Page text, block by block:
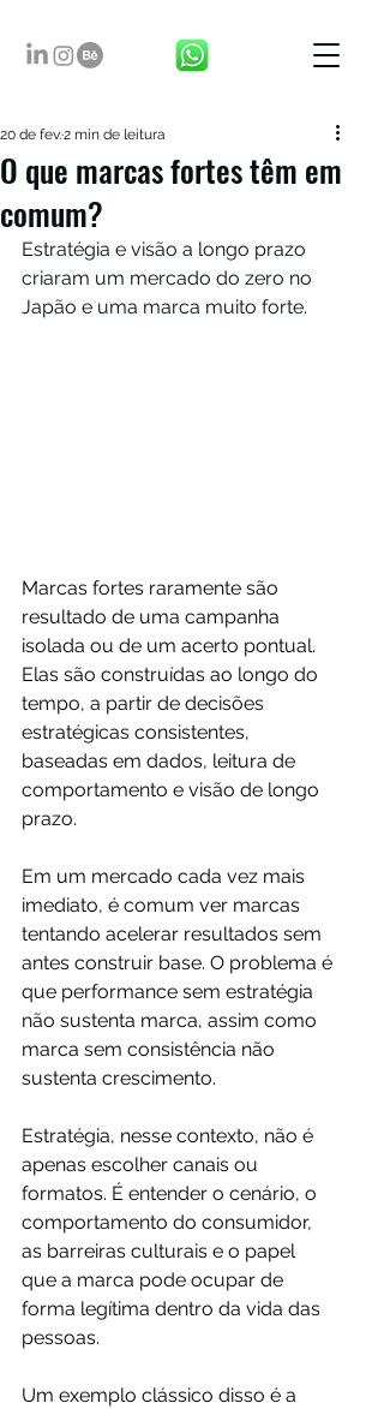
O que marcas fortes têm em
comum?
20 de fev.2 min de leitura
Estratégia e visão a longo prazo
criaram um mercado do zero no
Japão e uma marca muito forte.
Marcas fortes raramente são
resultado de uma campanha
isolada ou de um acerto pontual.
Elas são construídas ao longo do
tempo, a partir de decisões
estratégicas consistentes,
baseadas em dados, leitura de
comportamento e visão de longo
prazo.
Em um mercado cada vez mais
imediato, é comum ver marcas
tentando acelerar resultados sem
antes construir base. O problema é
que performance sem estratégia
não sustenta marca, assim como
marca sem consistência não
sustenta crescimento.
Estratégia, nesse contexto, não é
apenas escolher canais ou
formatos. É entender o cenário, o
comportamento do consumidor,
as barreiras culturais e o papel
que a marca pode ocupar de
forma legítima dentro da vida das
pessoas.
Um exemplo clássico disso é a